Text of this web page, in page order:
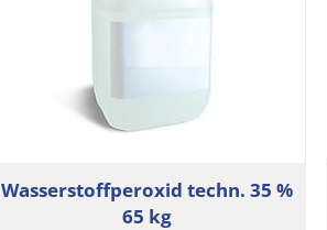
Wasserstoffperoxid techn. 35 %
65 kg